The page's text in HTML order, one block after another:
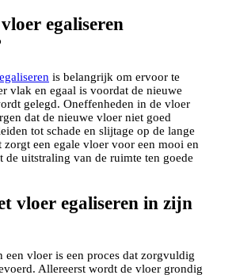
egaliseren
is belangrijk om ervoor te
vlak en egaal is voordat de nieuwe
gelegd. Oneffenheden in de vloer
dat de nieuwe vloer niet goed
tot schade en slijtage op de lange
zorgt een egale vloer voor een mooi en
de uitstraling van de ruimte ten goede
vloer egaliseren in zijn
een vloer is een proces dat zorgvuldig
Allereerst wordt de vloer grondig